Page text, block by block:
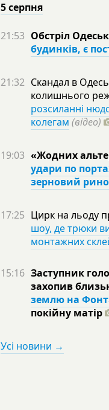
5 серпня
21:53 Обстріл
будинків, є
21:32 Скандал в
колишнього
розсиланні
колегам (відео)
19:03 «Жодних
удари по
зерновий
17:25 Цирк на льоду
шоу, де трюки
монтажних
15:16 Заступник
захопив
землю на
покійну матір
Усі новини →